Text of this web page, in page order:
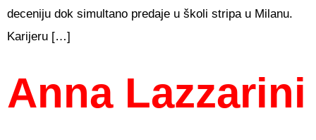
deceniju dok simultano predaje u školi stripa u Milanu.
Karijeru […]
Anna Lazzarini